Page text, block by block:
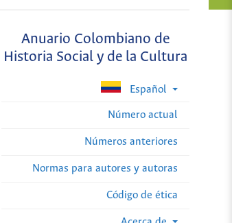
Anuario Colombiano de
Historia Social y de la Cultura
Español
Número actual
Números anteriores
Normas para autores y autoras
Código de ética